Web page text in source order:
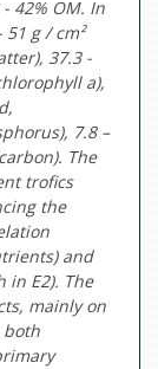
- 42% OM. In
g / cm²
37.3 -
a),
7.8 –
The
trofics
the
and
in E2). The
mainly on
both